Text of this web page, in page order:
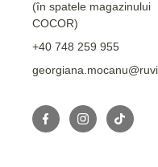
(în spatele magazinului
COCOR)
+40 748 259 955